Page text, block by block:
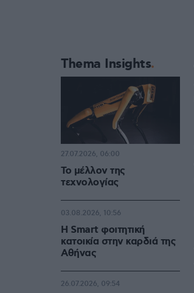
Thema Insights
Το μέλλον της
τεχνολογίας
27.07.2026, 06:00
Η Smart φοιτητική
κατοικία στην καρδιά της
Αθήνας
03.08.2026, 10:56
26.07.2026, 09:54